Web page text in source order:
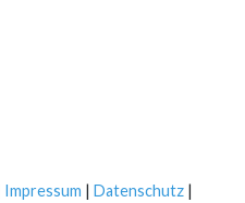
Impressum | Datenschutz |